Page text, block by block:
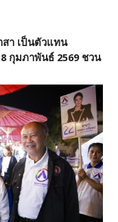
สา เป็นตัวแทน
กุมภาพันธ์ 2569 ชวน